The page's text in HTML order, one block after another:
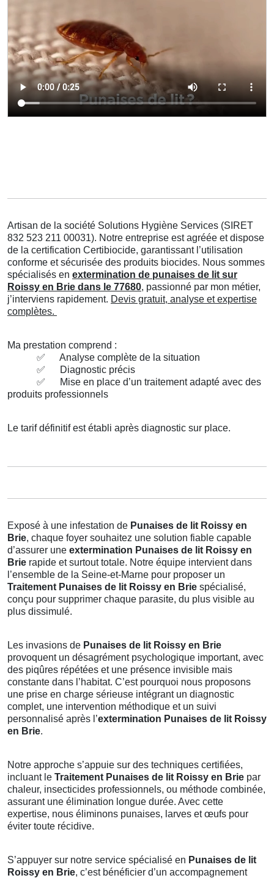
Artisan de la société Solutions Hygiène Services (SIRET
832 523 211 00031). Notre entreprise est agréée et dispose
de la certification Certibiocide, garantissant l’utilisation
conforme et sécurisée des produits biocides. Nous sommes
spécialisés en extermination de punaises de lit sur
Roissy en Brie dans le 77680, passionné par mon métier,
j’interviens rapidement. Devis gratuit, analyse et expertise
complètes.
Ma prestation comprend :
✅
Analyse complète de la situation
✅
Diagnostic précis
✅
Mise en place d’un traitement adapté avec des
produits professionnels
Le tarif définitif est établi après diagnostic sur place.
Exposé à une infestation de Punaises de lit Roissy en
Brie, chaque foyer souhaitez une solution fiable capable
d’assurer une extermination Punaises de lit Roissy en
Brie rapide et surtout totale. Notre équipe intervient dans
l’ensemble de la Seine-et-Marne pour proposer un
Traitement Punaises de lit Roissy en Brie spécialisé,
conçu pour supprimer chaque parasite, du plus visible au
plus dissimulé.
Les invasions de Punaises de lit Roissy en Brie
provoquent un désagrément psychologique important, avec
des piqûres répétées et une présence invisible mais
constante dans l’habitat. C’est pourquoi nous proposons
une prise en charge sérieuse intégrant un diagnostic
complet, une intervention méthodique et un suivi
personnalisé après l’extermination Punaises de lit Roissy
en Brie.
Notre approche s’appuie sur des techniques certifiées,
incluant le Traitement Punaises de lit Roissy en Brie par
chaleur, insecticides professionnels, ou méthode combinée,
assurant une élimination longue durée. Avec cette
expertise, nous éliminons punaises, larves et œufs pour
éviter toute récidive.
S’appuyer sur notre service spécialisé en Punaises de lit
Roissy en Brie, c’est bénéficier d’un accompagnement